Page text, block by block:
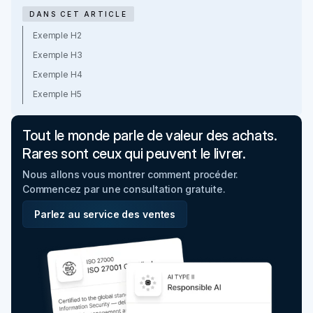
DANS CET ARTICLE
Exemple H2
Exemple H3
Exemple H4
Exemple H5
Tout le monde parle de valeur des achats.
Rares sont ceux qui peuvent le livrer.
Nous allons vous montrer comment procéder.
Commencez par une consultation gratuite.
Parlez au service des ventes